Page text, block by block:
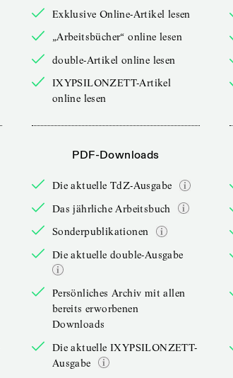
Exklusive Online-Artikel lesen
„Arbeitsbücher“ online lesen
double-Artikel online lesen
IXYPSILONZETT-Artikel
online lesen
PDF-Downloads
Die aktuelle TdZ-Ausgabe
Das jährliche Arbeitsbuch
Sonderpublikationen
Die aktuelle double-Ausgabe
Persönliches Archiv mit allen
bereits erworbenen
Downloads
Die aktuelle IXYPSILONZETT-
Ausgabe